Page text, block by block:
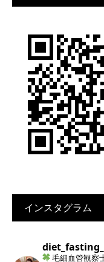
インスタグラム
毛細血管観察